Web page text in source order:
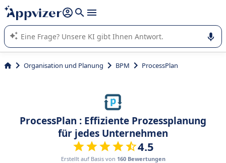
beantworten (mehrere Zeilen mit
Die KI von Appvizer führt Sie bei der Nutzung oder Auswahl
von SaaS-Software in Unternehmen.
Organisation und Planung BPM ProcessPlan
ProcessPlan : Effiziente Prozessplanung
für jedes Unternehmen
4.5
Erstellt auf Basis von 160 Bewertungen